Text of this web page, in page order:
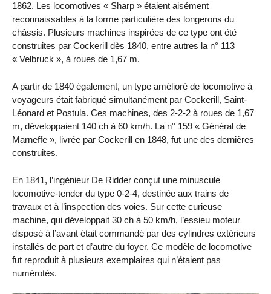
1862. Les locomotives « Sharp » étaient aisément
reconnaissables à la forme particulière des longerons du
châssis. Plusieurs machines inspirées de ce type ont été
construites par Cockerill dès 1840, entre autres la n° 113
« Velbruck », à roues de 1,67 m.
A partir de 1840 également, un type amélioré de locomotive à
voyageurs était fabriqué simultanément par Cockerill, Saint-
Léonard et Postula. Ces machines, des 2-2-2 à roues de 1,67
m, développaient 140 ch à 60 km/h. La n° 159 « Général de
Marneffe », livrée par Cockerill en 1848, fut une des dernières
construites.
En 1841, l’ingénieur De Ridder conçut une minuscule
locomotive-tender du type 0-2-4, destinée aux trains de
travaux et à l’inspection des voies. Sur cette curieuse
machine, qui développait 30 ch à 50 km/h, l’essieu moteur
disposé à l’avant était commandé par des cylindres extérieurs
installés de part et d’autre du foyer. Ce modèle de locomotive
fut reproduit à plusieurs exemplaires qui n’étaient pas
numérotés.